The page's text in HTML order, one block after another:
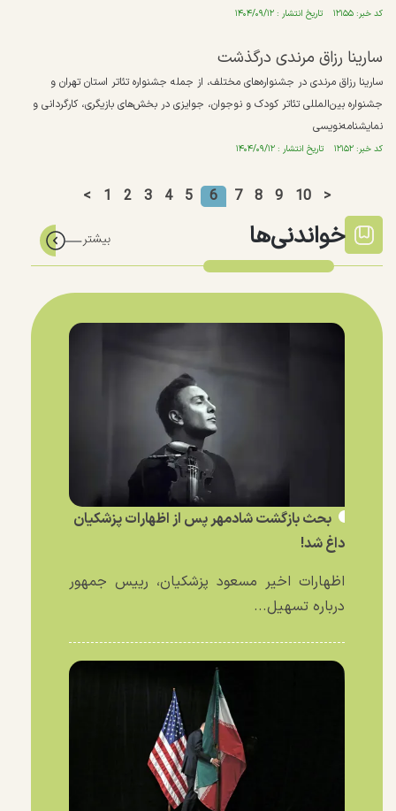
کد خبر: ۱۲۱۵۵ تاریخ انتشار : ۱۴۰۴/۰۹/۱۲
سارینا رزاق مرندی درگذشت
سارینا رزاق مرندی در جشنواره‌های مختلف، از جمله جشنواره تئاتر استان تهران و
جشنواره بین‌المللی تئاتر کودک و نوجوان، جوایزی در بخش‌های بازیگری، کارگردانی و
نمایشنامه‌نویسی
کد خبر: ۱۲۱۵۲ تاریخ انتشار : ۱۴۰۴/۰۹/۱۲
< 1 2 3 4 5 6 7 8 9 10 >
خواندنی‌ها
بحث بازگشت شادمهر پس از اظهارات پزشکیان
داغ شد!
اظهارات اخیر مسعود پزشکیان، رییس جمهور
درباره تسهیل...